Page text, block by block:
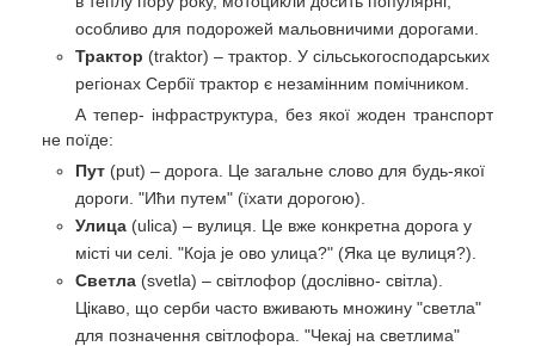
особливо для подорожей мальовничими дорогами.
Трактор (traktor) – трактор. У сільськогосподарських
регіонах Сербії трактор є незамінним помічником.
А тепер- інфраструктура, без якої жоден транспорт
не поїде:
Пут (put) – дорога. Це загальне слово для будь-якої
дороги. "Ићи путем" (їхати дорогою).
Улица (ulica) – вулиця. Це вже конкретна дорога у
місті чи селі. "Која је ово улица?" (Яка це вулиця?).
Светла (svetla) – світлофор (дослівно- світла).
Цікаво, що серби часто вживають множину "светла"
для позначення світлофора. "Чекај на светлима"